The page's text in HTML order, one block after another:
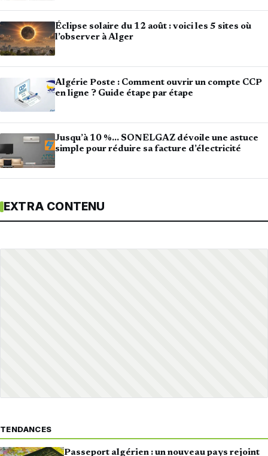
Éclipse solaire du 12 août : voici les 5 sites où
l’observer à Alger
Algérie Poste : Comment ouvrir un compte CCP
en ligne ? Guide étape par étape
Jusqu’à 10 %… SONELGAZ dévoile une astuce
simple pour réduire sa facture d’électricité
EXTRA CONTENU
TENDANCES
Passeport algérien : un nouveau pays rejoint